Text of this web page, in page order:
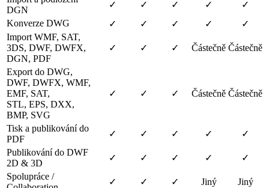
DGN
✓ ✓ ✓ ✓
✓
Konverze DWG
✓ ✓ ✓ ✓
✓
Import WMF, SAT,
3DS, DWF, DWFX,
DGN, PDF
✓ ✓ ✓ Částečně Částečně
Export do DWG,
DWF, DWFX, WMF,
EMF, SAT,
STL, EPS, DXX,
BMP, SVG
✓ ✓ ✓ Částečně Částečně
Tisk a publikování do
PDF
✓ ✓ ✓ ✓
✓
Publikování do DWF
2D & 3D
✓ ✓ ✓ ✓
✓
Spolupráce /
✓ ✓ ✓ Jiný
Jiný